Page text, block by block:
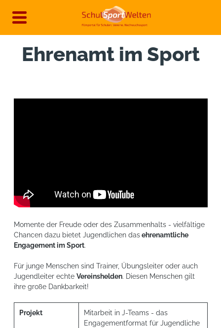
zum
Ehrenamt im Sport
Momente der Freude oder des Zusammenhalts - vielfältige
Chancen dazu bietet Jugendlichen dasehrenamtliche
Engagement im Sport.
Für junge Menschen sind Trainer, Übungsleiter oder auch
Jugendleiter echte Vereinshelden. Diesen Menschen gilt
ihre große Dankbarkeit!
Projekt
Mitarbeit in J-Teams - das
Engagementformat für Jugendliche